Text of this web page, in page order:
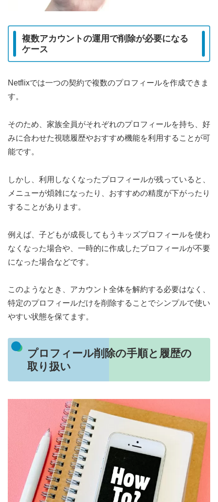
複数アカウントの運用で削除が必要になる
ケース
Netflixでは一つの契約で複数のプロフィールを作成できま
す。
そのため、家族全員がそれぞれのプロフィールを持ち、好
みに合わせた視聴履歴やおすすめ機能を利用することが可
能です。
しかし、利用しなくなったプロフィールが残っていると、
メニューが煩雑になったり、おすすめの精度が下がったり
することがあります。
例えば、子どもが成長してもうキッズプロフィールを使わ
なくなった場合や、一時的に作成したプロフィールが不要
になった場合などです。
このようなとき、アカウント全体を解約する必要はなく、
特定のプロフィールだけを削除することでシンプルで使い
やすい状態を保てます。
プロフィール削除の手順と履歴の
取り扱い